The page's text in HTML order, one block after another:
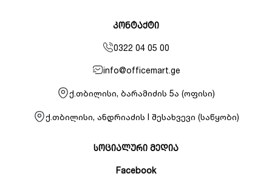
კონტაქტი
0322 04 05 00
info@officemart.ge
ქ.თბილისი, ბარამიძის 5ა (ოფისი)
ქ.თბილისი, ანდრიაძის I შესახვევი (საწყობი)
სოციალური მედია
Facebook